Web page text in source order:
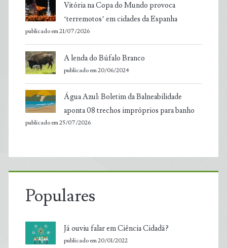
Vitória na Copa do Mundo provoca
‘terremotos’ em cidades da Espanha
publicado em 21/07/2026
A lenda do Búfalo Branco
publicado em 20/06/2024
Água Azul: Boletim da Balneabilidade
aponta 08 trechos impróprios para banho
publicado em 25/07/2026
Populares
Já ouviu falar em Ciência Cidadã?
publicado em 20/01/2022